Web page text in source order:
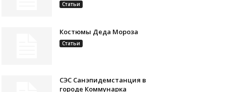
Статьи
Костюмы Деда Мороза
Статьи
СЭС Санэпидемстанция в
городе Коммунарка